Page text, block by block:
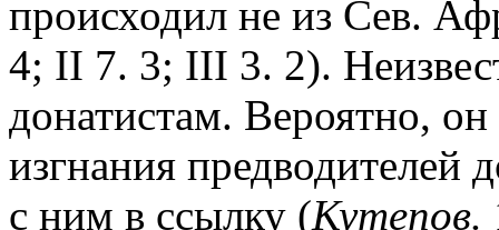
происходил не из Сев.
4; II 7. 3; III 3. 2).
донатистам. Вероятно,
изгнания предводителей
с ним в ссылку (Кутепов.